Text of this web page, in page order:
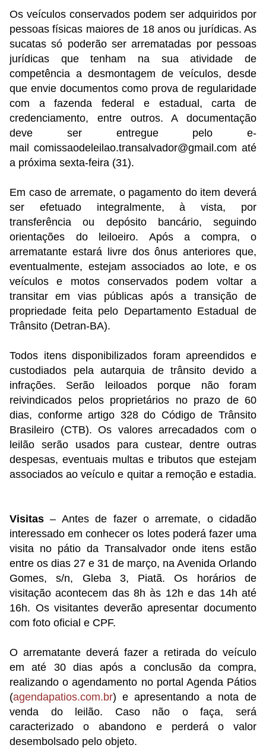
Os veículos conservados podem ser adquiridos por
pessoas físicas maiores de 18 anos ou jurídicas. As
sucatas só poderão ser arrematadas por pessoas
jurídicas que tenham na sua atividade de
competência a desmontagem de veículos, desde
que envie documentos como prova de regularidade
com a fazenda federal e estadual, carta de
credenciamento, entre outros. A documentação
deve ser entregue pelo e-
mail comissaodeleilao.transalvador@gmail.com até
a próxima sexta-feira (31).
Em caso de arremate, o pagamento do item deverá
ser efetuado integralmente, à vista, por
transferência ou depósito bancário, seguindo
orientações do leiloeiro. Após a compra, o
arrematante estará livre dos ônus anteriores que,
eventualmente, estejam associados ao lote, e os
veículos e motos conservados podem voltar a
transitar em vias públicas após a transição de
propriedade feita pelo Departamento Estadual de
Trânsito (Detran-BA).
Todos itens disponibilizados foram apreendidos e
custodiados pela autarquia de trânsito devido a
infrações. Serão leiloados porque não foram
reivindicados pelos proprietários no prazo de 60
dias, conforme artigo 328 do Código de Trânsito
Brasileiro (CTB). Os valores arrecadados com o
leilão serão usados para custear, dentre outras
despesas, eventuais multas e tributos que estejam
associados ao veículo e quitar a remoção e estadia.
Visitas– Antes de fazer o arremate, o cidadão
interessado em conhecer os lotes poderá fazer uma
visita no pátio da Transalvador onde itens estão
entre os dias 27 e 31 de março, na Avenida Orlando
Gomes, s/n, Gleba 3, Piatã. Os horários de
visitação acontecem das 8h às 12h e das 14h até
16h. Os visitantes deverão apresentar documento
com foto oficial e CPF.
O arrematante deverá fazer a retirada do veículo
em até 30 dias após a conclusão da compra,
realizando o agendamento no portal Agenda Pátios
(agendapatios.com.br) e apresentando a nota de
venda do leilão. Caso não o faça, será
caracterizado o abandono e perderá o valor
desembolsado pelo objeto.